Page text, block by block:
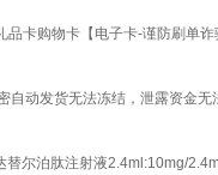
卡购物卡【电子卡-谨防刷单
自动发货无法冻结，泄露资
替尔泊肽注射液2.4ml:10mg/